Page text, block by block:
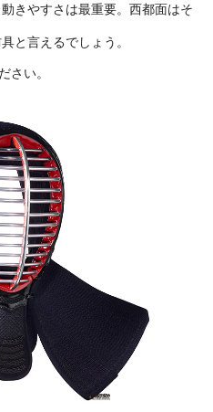
きやすさは最重要。西都面はそ
と言えるでしょう。
さい。